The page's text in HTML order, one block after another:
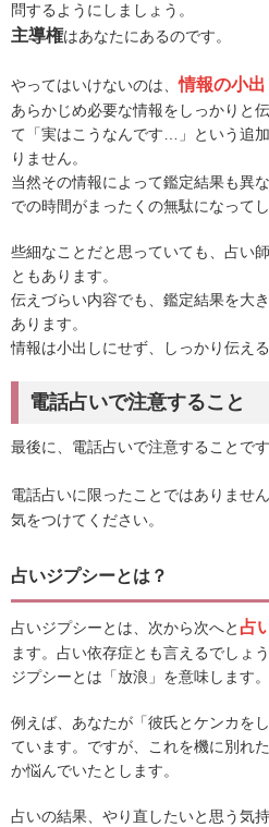
問するようにしましょう。
主導権はあなたにあるのです。
やってはいけないのは、情報の小出
あらかじめ必要な情報をしっかりと
て「実はこうなんです…」という追
りません。
当然その情報によって鑑定結果も異
での時間がまったくの無駄になってし
些細なことだと思っていても、占い
ともあります。
伝えづらい内容でも、鑑定結果を大
あります。
情報は小出しにせず、しっかり伝え
電話占いで注意すること
最後に、電話占いで注意することです
電話占いに限ったことではありません
気をつけてください。
占いジプシーとは？
占いジプシーとは、次から次へと 占
ます。占い依存症とも言えるでしょう
ジプシーとは「放浪」を意味します。
例えば、あなたが「彼氏とケンカを
ています。ですが、これを機に別れ
か悩んでいたとします。
占いの結果、やり直したいと思う気